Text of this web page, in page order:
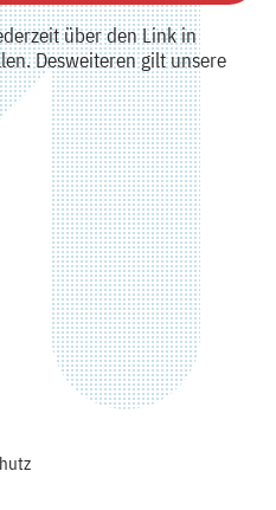
über den Link in
Desweiteren gilt unsere